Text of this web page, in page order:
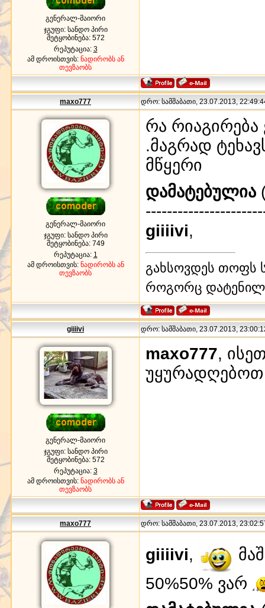
გენერალ-მაიორი
ჯგუფი: სანდო პირი
შეტყობინება: 572
რეპუტაცია: 3
ამ დროისთვის: ნადირობს ან
თევზაობს
maxo777 დრო: სამშაბათი, 23.07.2013,
გენერალ-მაიორი
ჯგუფი: სანდო პირი
შეტყობინება: 749
რეპუტაცია: 1
ამ დროისთვის: ნადირობს ან
თევზაობს
რა რიაგირება
.მაგრად
მწყერი
დამატებულია
giiiivi,
გახსოვდეს თოფს
როგორც
giiiivi დრო: სამშაბათი, 23.07.2013,
გენერალ-მაიორი
ჯგუფი: სანდო პირი
შეტყობინება: 572
რეპუტაცია: 3
ამ დროისთვის: ნადირობს ან
თევზაობს
maxo777,
უყურადღებოთ
maxo777 დრო: სამშაბათი, 23.07.2013,
giiiivi,
50%50% ვარ